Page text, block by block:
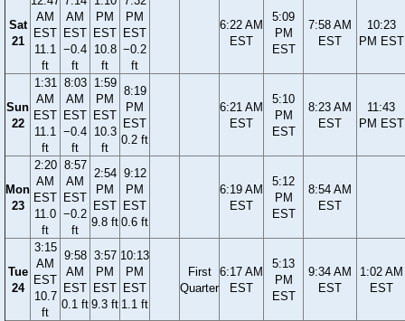
Sat
21
AM
EST
11.1
ft
AM
EST
−0.4
ft
PM
EST
10.8
ft
PM
EST
−0.2
ft
6:22 AM
EST
5:09
PM
EST
7:58 AM
EST
10:23
PM EST
Sun
22
1:31
AM
EST
11.1
ft
8:03
AM
EST
−0.4
ft
1:59
PM
EST
10.3
ft
8:19
PM
EST
0.2 ft
6:21 AM
EST
5:10
PM
EST
8:23 AM
EST
11:43
PM EST
Mon
23
2:20
AM
EST
11.0
ft
8:57
AM
EST
−0.2
ft
2:54
PM
EST
9.8 ft
9:12
PM
EST
0.6 ft
6:19 AM
EST
5:12
PM
EST
8:54 AM
EST
Tue
24
3:15
AM
EST
10.7
ft
9:58
AM
EST
0.1 ft
3:57
PM
EST
9.3 ft
10:13
PM
EST
1.1 ft
First
Quarter
6:17 AM
EST
5:13
PM
EST
9:34 AM
EST
1:02 AM
EST